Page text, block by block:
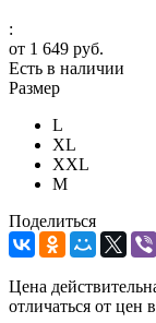
:
от 1 649 руб.
Есть в наличии
Размер
L
XL
XXL
М
Поделиться
Цена
отличаться от цен